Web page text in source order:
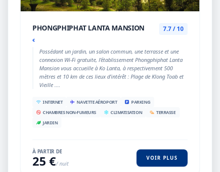
PHONGPHIPHAT LANTA MANSION
€
7.7 / 10
Possédant un jardin, un salon commun, une terrasse et une
connexion Wi-Fi gratuite, l’établissement Phongphiphat Lanta
Mansion vous accueille à Ko Lanta, à respectivement 500
mètres et 10 km de ces lieux d’intérêt : Plage de Klong Toab et
Vieille ....
INTERNET NAVETTE AÉROPORT
PARKING
CHAMBRES NON-FUMEURS
CLIMATISATION
TERRASSE
JARDIN
À PARTIR DE
25 €/ nuit
VOIR PLUS